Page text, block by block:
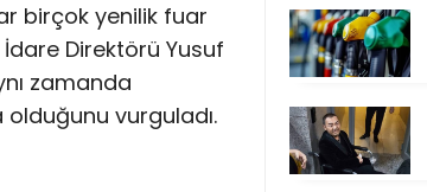
birçok yenilik fuar
Direktörü Yusuf
zamanda
vurguladı.